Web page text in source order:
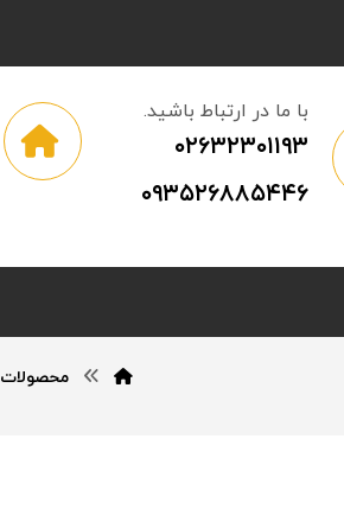
با ما در ارتباط باشید.
۰۲۶۳۲۳۰۱۱۹۳
۰۹۳۵۲۶۸۸۵۴۴۶
محصولات